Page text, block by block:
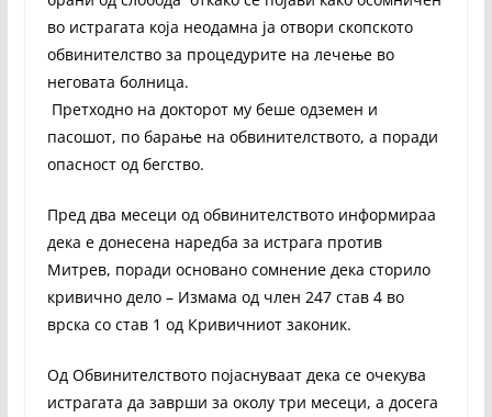
во истрагата која неодамна ја отвори скопското
обвинителство за процедурите на лечење во
неговата болница.
Претходно на докторот му беше одземен и
пасошот, по барање на обвинителството, а поради
опасност од бегство.
Пред два месеци од обвинителството информираа
дека е донесена наредба за истрага против
Митрев, поради основано сомнение дека сторило
кривично дело – Измама од член 247 став 4 во
врска со став 1 од Кривичниот законик.
Од Обвинителството појаснуваат дека се очекува
истрагата да заврши за околу три месеци, а досега